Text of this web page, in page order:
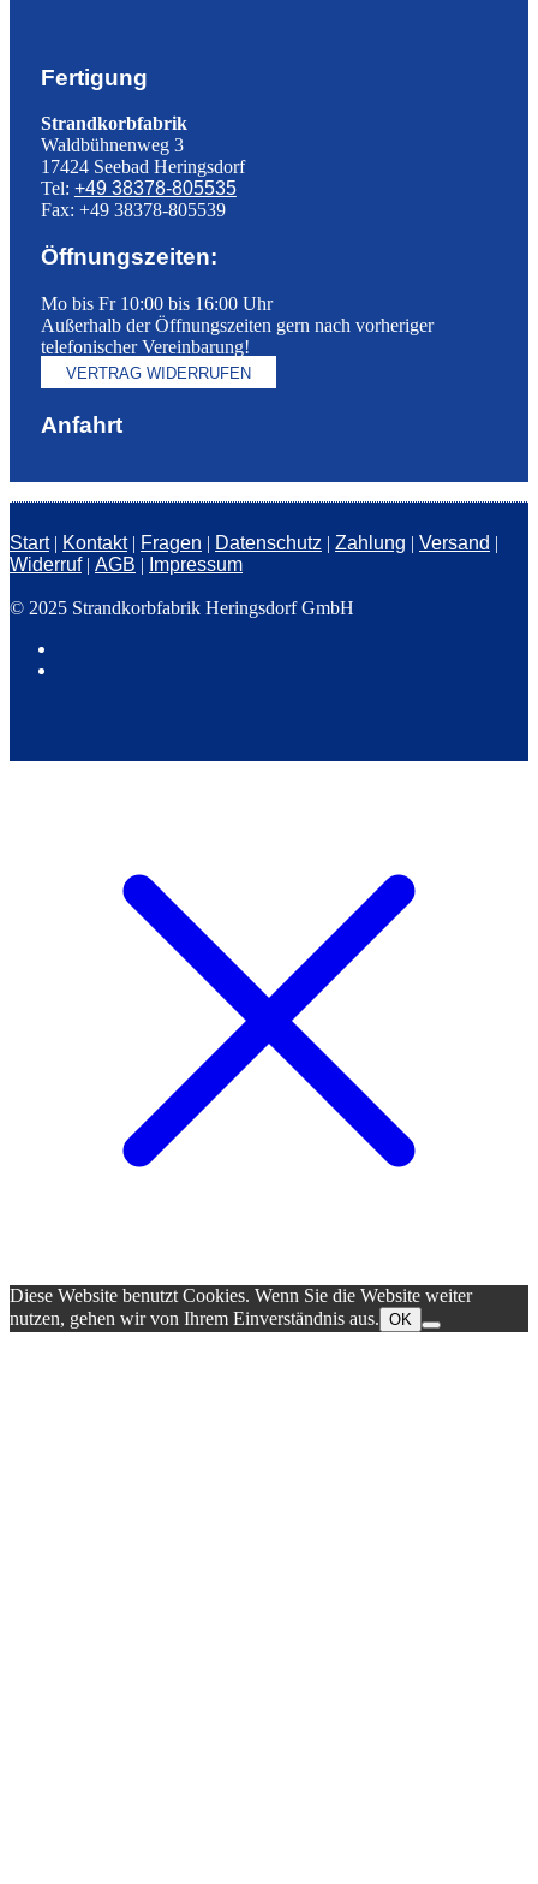
Fertigung
Strandkorbfabrik
Waldbühnenweg 3
17424 Seebad Heringsdorf
Tel: +49 38378-805535
Fax: +49 38378-805539
Öffnungszeiten:
Mo bis Fr 10:00 bis 16:00 Uhr
Außerhalb der Öffnungszeiten gern nach vorheriger
telefonischer Vereinbarung!
VERTRAG WIDERRUFEN
Anfahrt
Start| Kontakt| Fragen | Datenschutz | Zahlung | Versand |
Widerruf| AGB | Impressum
© 2025 Strandkorbfabrik Heringsdorf GmbH
Diese Website benutzt Cookies. Wenn Sie die Website weiter
nutzen, gehen wir von Ihrem Einverständnis aus. OK